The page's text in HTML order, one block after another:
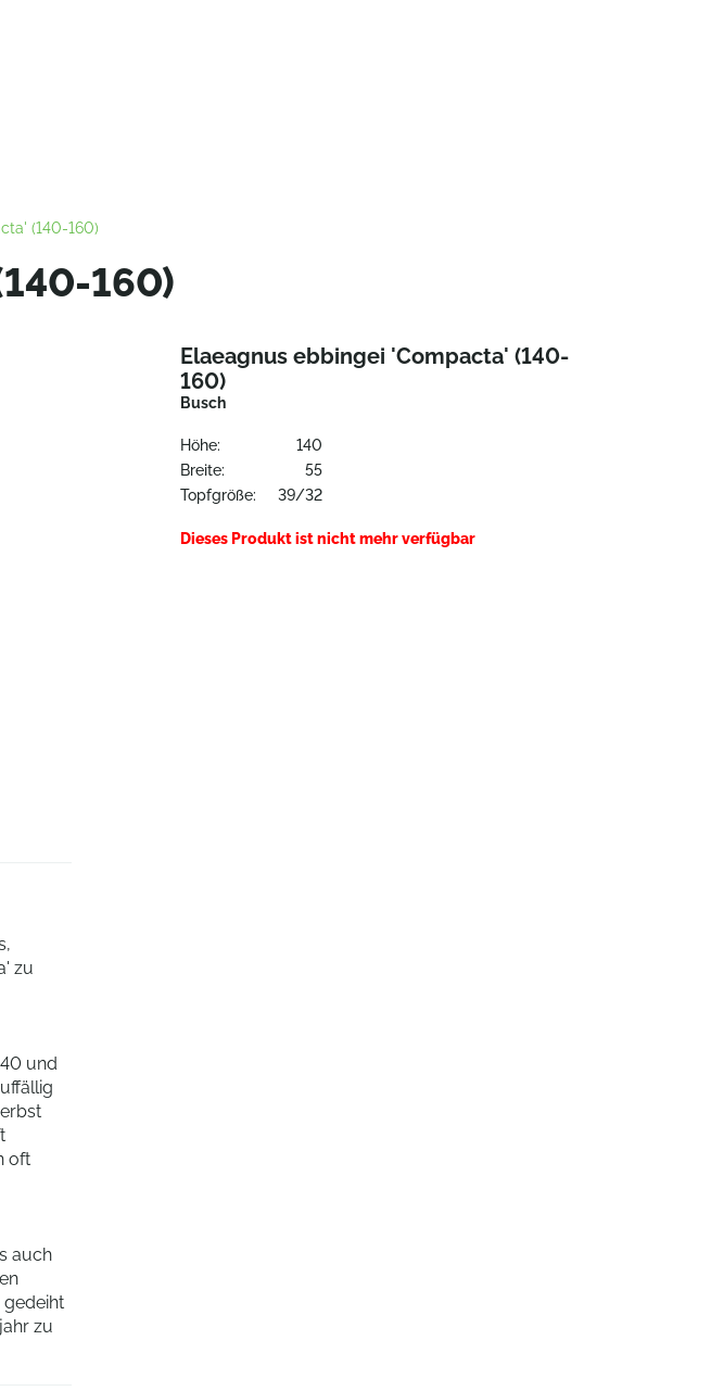
(140-160)
160)
zu
und
oft
auch
gedeiht
zu
Elaeagnus ebbingei 'Compacta' (140-
160)
Busch
Höhe:
140
Breite:
55
Topfgröße:
39/32
Dieses Produkt ist nicht mehr verfügbar